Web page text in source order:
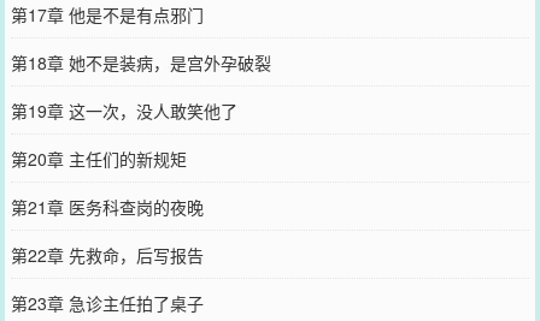
第17章 他是不是有点邪门
第18章 她不是装病，是宫外孕破裂
第19章 这一次，没人敢笑他了
第20章 主任们的新规矩
第21章 医务科查岗的夜晚
第22章 先救命，后写报告
第23章 急诊主任拍了桌子